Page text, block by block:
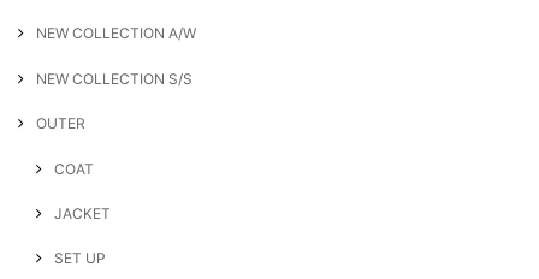
NEW COLLECTION A/W
NEW COLLECTION S/S
OUTER
COAT
JACKET
SET UP